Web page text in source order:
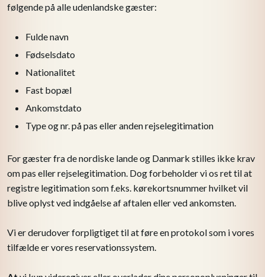
følgende på alle udenlandske gæster:
Fulde navn
​Fødselsdato
​Nationalitet
​Fast bopæl
​Ankomstdato
​Type og nr. på pas eller anden rejselegitimation
For gæster fra de nordiske lande og Danmark stilles ikke krav
om pas eller rejselegitimation. Dog forbeholder vi os ret til at
registre legitimation som f.eks. kørekortsnummer hvilket vil
blive oplyst ved indgåelse af aftalen eller ved ankomsten.
Vi er derudover forpligtiget til at føre en protokol som i vores
tilfælde er vores reservationssystem.